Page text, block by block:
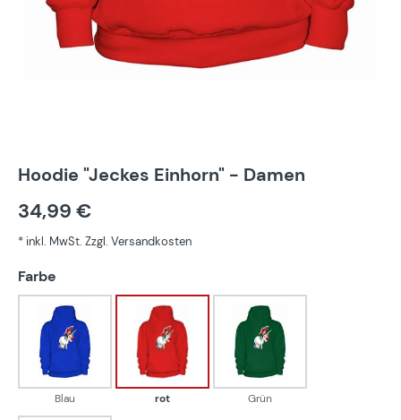
Hoodie "Jeckes Einhorn" - Damen
34,99 €
* inkl. MwSt. Zzgl. Versandkosten
Farbe
Blau
Blau
rot
rot
Grün
Grün